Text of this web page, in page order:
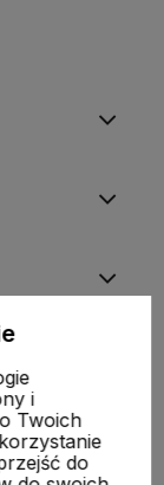
i
Twoich
do